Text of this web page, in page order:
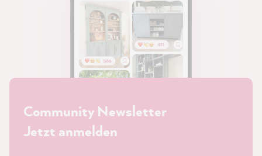
Community Newsletter
Jetzt anmelden